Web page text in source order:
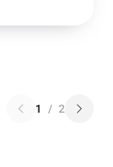
1 / 2